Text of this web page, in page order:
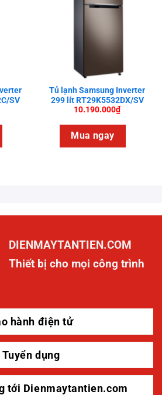
SV
Tủ lạnh Samsung Inverter
299 lít RT29K5532DX/SV
10.190.000₫
Mua ngay
DIENMAYTANTIEN.COM
Thiết bị cho mọi công trình
hành điện tử
Tuyển dụng
tới Dienmaytantien.com